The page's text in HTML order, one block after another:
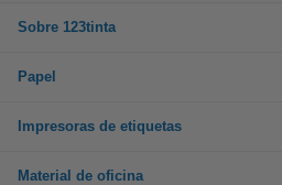
Sobre 123tinta
Papel
Impresoras de etiquetas
Material de oficina